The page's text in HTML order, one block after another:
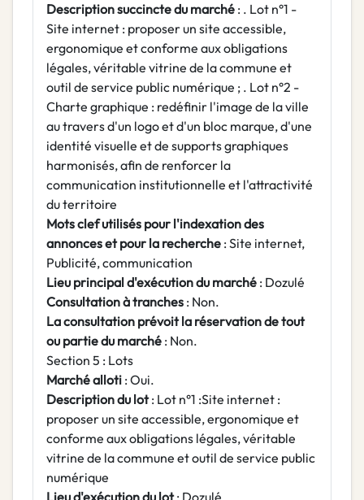
Description succincte du marché : . Lot n°1 -
Site internet : proposer un site accessible,
ergonomique et conforme aux obligations
légales, véritable vitrine de la commune et
outil de service public numérique ; . Lot n°2 -
Charte graphique : redéfinir l'image de la ville
au travers d'un logo et d'un bloc marque, d'une
identité visuelle et de supports graphiques
harmonisés, afin de renforcer la
communication institutionnelle et l'attractivité
du territoire
Mots clef utilisés pour l'indexation des
annonces et pour la recherche : Site internet,
Publicité, communication
Lieu principal d'exécution du marché : Dozulé
Consultation à tranches : Non.
La consultation prévoit la réservation de tout
ou partie du marché : Non.
Section 5 : Lots
Marché alloti : Oui.
Description du lot: Lot n°1 :Site internet :
proposer un site accessible, ergonomique et
conforme aux obligations légales, véritable
vitrine de la commune et outil de service public
numérique